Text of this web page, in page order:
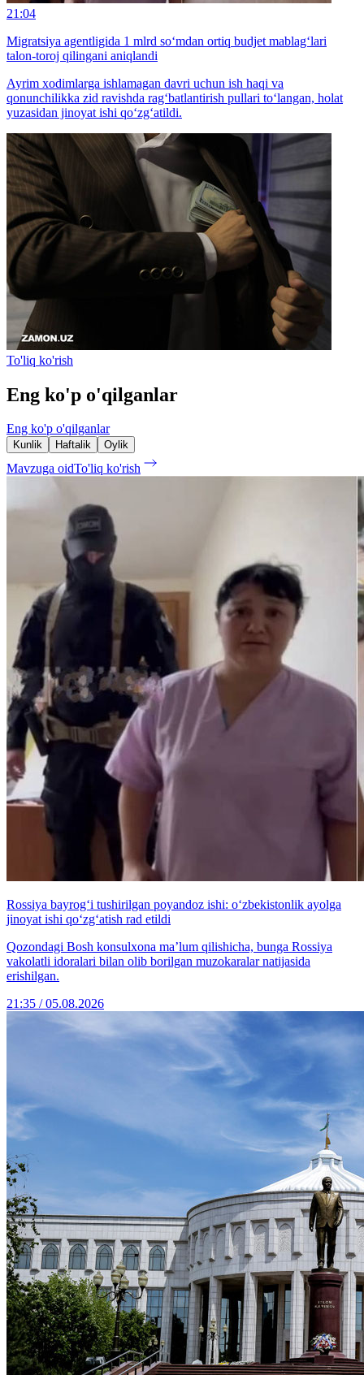
21:04
Migratsiya agentligida 1 mlrd so‘mdan ortiq budjet mablag‘lari
talon-toroj qilingani aniqlandi
Ayrim xodimlarga ishlamagan davri uchun ish haqi va
qonunchilikka zid ravishda rag‘batlantirish pullari to‘langan, holat
yuzasidan jinoyat ishi qo‘zg‘atildi.
To'liq ko'rish
Eng ko'p o'qilganlar
Eng ko'p o'qilganlar
Kunlik Haftalik Oylik
Mavzuga oidTo'liq ko'rish
Rossiya bayrog‘i tushirilgan poyandoz ishi: o‘zbekistonlik ayolga
jinoyat ishi qo‘zg‘atish rad etildi
Qozondagi Bosh konsulxona ma’lum qilishicha, bunga Rossiya
vakolatli idoralari bilan olib borilgan muzokaralar natijasida
erishilgan.
21:35 / 05.08.2026